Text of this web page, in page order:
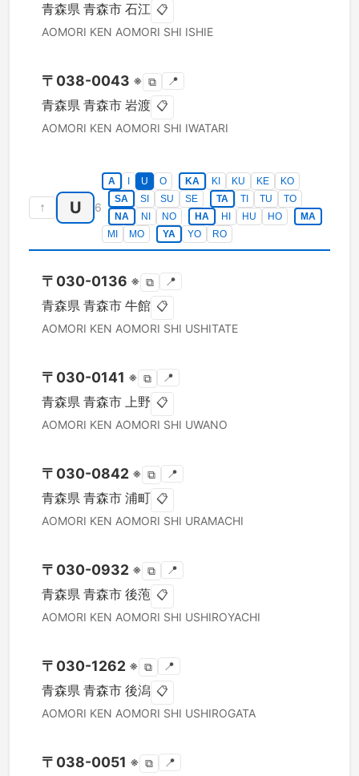
青森県 青森市 石江 📋
AOMORI KEN AOMORI SHI ISHIE
〒 038-0043 ※ ⧉ 📍
青森県 青森市 岩渡 📋
AOMORI KEN AOMORI SHI IWATARI
↑ U 6
A U O KA KI KU KE
KO
SA
SI SU SE TA TI TU
TO
NA
NI NO HA HI HU HO
MA
MI
MO YA YO RO
〒 030-0136 ※ ⧉ 📍
青森県 青森市 牛館 📋
AOMORI KEN AOMORI SHI USHITATE
〒 030-0141 ※ ⧉ 📍
青森県 青森市 上野 📋
AOMORI KEN AOMORI SHI UWANO
〒 030-0842 ※ ⧉ 📍
青森県 青森市 浦町 📋
AOMORI KEN AOMORI SHI URAMACHI
〒 030-0932 ※ ⧉ 📍
青森県 青森市 後萢 📋
AOMORI KEN AOMORI SHI USHIROYACHI
〒 030-1262 ※ ⧉ 📍
青森県 青森市 後潟 📋
AOMORI KEN AOMORI SHI USHIROGATA
〒 038-0051 ※ ⧉ 📍